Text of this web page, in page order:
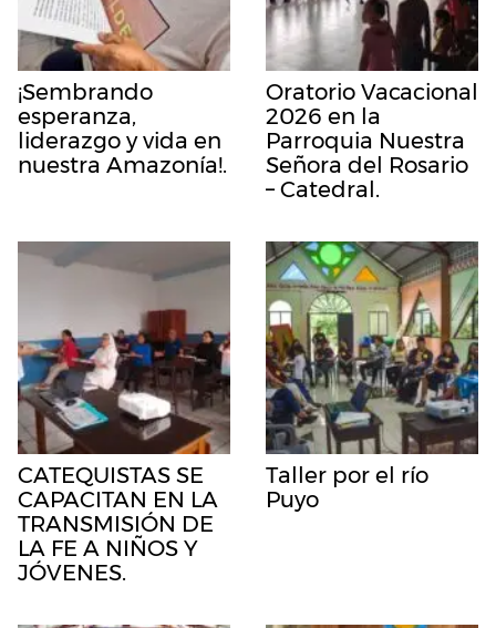
¡Sembrando
esperanza,
liderazgo y vida en
nuestra Amazonía!.
Oratorio Vacacional
2026 en la
Parroquia Nuestra
Señora del Rosario
– Catedral.
CATEQUISTAS SE
CAPACITAN EN LA
TRANSMISIÓN DE
LA FE A NIÑOS Y
JÓVENES.
Taller por el río
Puyo